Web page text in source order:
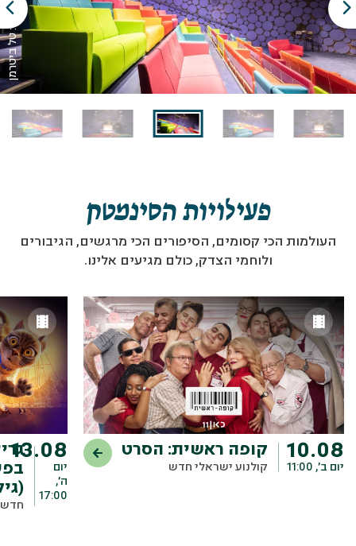
צילום: טל ביטרמן
פעילויות הסינמטק
העולמות הכי קסומים, הסיפורים הכי מרגשים, הגיבורים
ולוחמי הצדק, כולם מגיעים אלינו.
10.08
יום ב׳, 11:00
קופה ראשית: הסרט
קולנוע ישראלי חדש
13.08
יום
ה׳,
17:00
חדש